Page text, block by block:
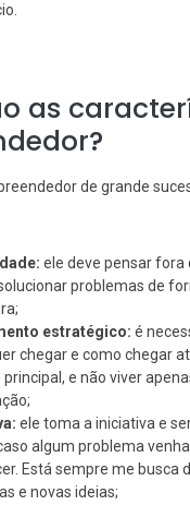
as
de grande
ele deve pensar fora
problemas de
estratégico: é
chegar e como chegar
e não viver
ele toma a iniciativa e
algum problema
Está sempre me busca
e novas ideias;